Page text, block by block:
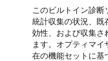
このビルトイン診
統計収集の状況、既
効性、および収集さ
ます。オプティマ
在の機能セットに基